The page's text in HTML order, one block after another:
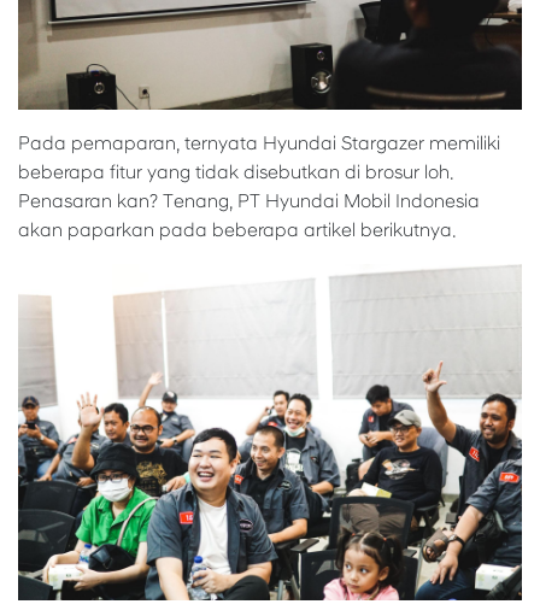
Pada pemaparan, ternyata Hyundai Stargazer memiliki
beberapa fitur yang tidak disebutkan di brosur loh.
Penasaran kan? Tenang, PT Hyundai Mobil Indonesia
akan paparkan pada beberapa artikel berikutnya.